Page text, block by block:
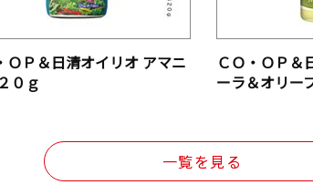
ＯＰ＆日清オイリオ アマニ
０ｇ
ＣＯ・ＯＰ＆
ーラ＆オリー
一覧を見る